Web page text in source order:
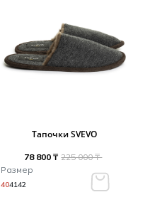
Тапочки SVEVO
78 800 ₸ 225 000 ₸
Размер
404142